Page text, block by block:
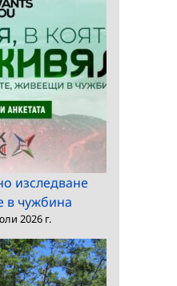
изследване
в чужбина
2026 г.